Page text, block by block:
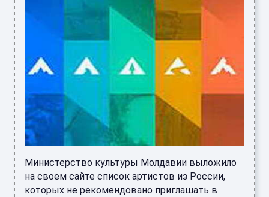
Министерство культуры Молдавии выложило
на своем сайте список артистов из России,
которых не рекомендовано приглашать в